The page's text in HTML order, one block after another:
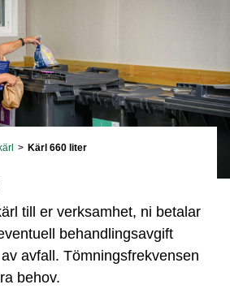
> Kärl 660 liter
till er verksamhet, ni betalar
behandlingsavgift
avfall. Tömningsfrekvensen
behov.